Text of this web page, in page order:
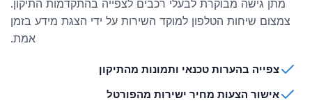
מתן גישה מבוקרת לבעלי רכבים לצפייה בהתקדמות התיקון.
צמצום שיחות הטלפון למוקד השירות על ידי הצגת מידע בזמן
אמת.
צפייה בהערות טכנאי ותמונות מהתיקון
אישור הצעות מחיר ישירות מהפורטל